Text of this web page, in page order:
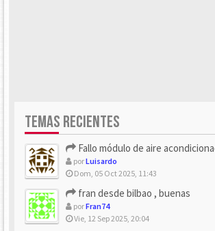
TEMAS RECIENTES
Fallo módulo de aire
porLuisardo
Dom, 05 Oct 2025, 11:43
fran desde bilbao , buenas
porFran74
Vie, 12 Sep 2025, 20:04